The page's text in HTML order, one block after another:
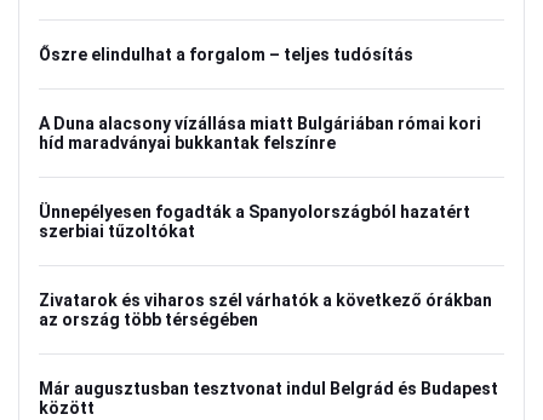
Őszre elindulhat a forgalom – teljes tudósítás
A Duna alacsony vízállása miatt Bulgáriában római kori
híd maradványai bukkantak felszínre
Ünnepélyesen fogadták a Spanyolországból hazatért
szerbiai tűzoltókat
Zivatarok és viharos szél várhatók a következő órákban
az ország több térségében
Már augusztusban tesztvonat indul Belgrád és Budapest
között